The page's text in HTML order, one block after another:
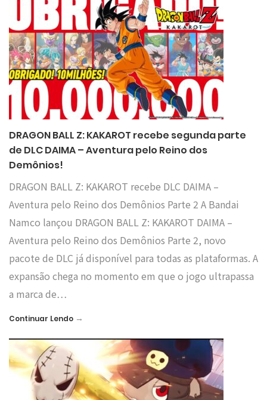
DRAGON BALL Z: KAKAROT recebe segunda parte
de DLC DAIMA – Aventura pelo Reino dos
Demônios!
DRAGON BALL Z: KAKAROT recebe DLC DAIMA –
Aventura pelo Reino dos Demônios Parte 2 A Bandai
Namco lançou DRAGON BALL Z: KAKAROT DAIMA –
Aventura pelo Reino dos Demônios Parte 2, novo
pacote de DLC já disponível para todas as plataformas. A
expansão chega no momento em que o jogo ultrapassa
a marca de…
Continuar Lendo →